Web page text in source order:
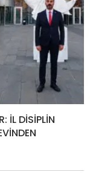
İL DİSİPLİN